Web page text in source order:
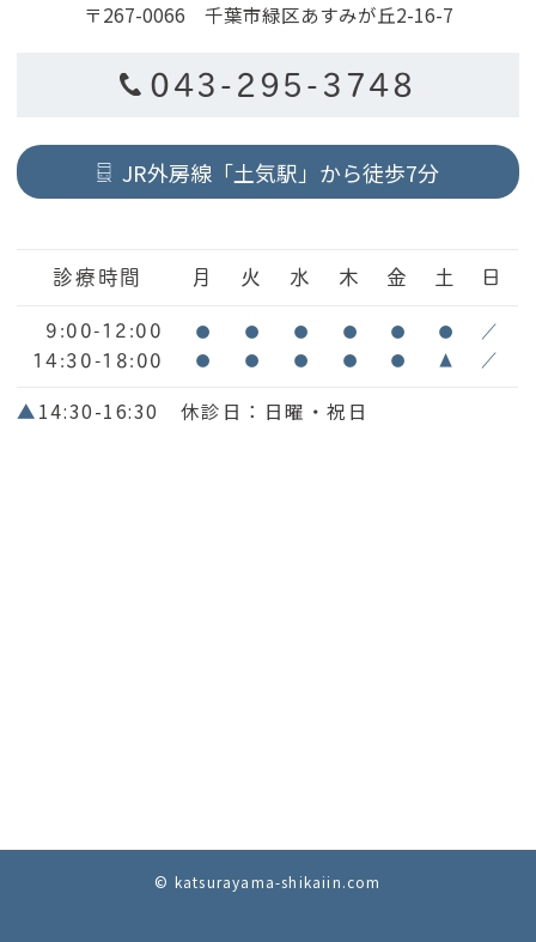
〒267-0066 千葉市緑区あすみが丘2-16-7
043-295-3748
JR外房線「土気駅」から徒歩7分
診療時間 月 火 水 木 金 土 日
9:00-12:00 ● ● ● ● ● ● ／
14:30-18:00 ● ● ● ● ● ▲ ／
▲14:30-16:30 休診日：日曜・祝日
© katsurayama-shikaiin.com